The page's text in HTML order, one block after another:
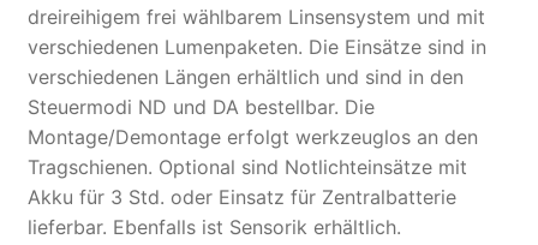
dreireihigem frei wählbarem Linsensystem und mit
verschiedenen Lumenpaketen. Die Einsätze sind in
verschiedenen Längen erhältlich und sind in den
Steuermodi ND und DA bestellbar. Die
Montage/Demontage erfolgt werkzeuglos an den
Tragschienen. Optional sind Notlichteinsätze mit
Akku für 3 Std. oder Einsatz für Zentralbatterie
lieferbar. Ebenfalls ist Sensorik erhältlich.